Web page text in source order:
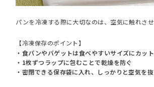
パンを冷凍する際に大切なのは、空気に触れさせ
【冷凍保存のポイント】
・食パンやバゲットは食べやすいサイズにカッ
・1枚ずつラップに包むことで乾燥を防ぐ
・密閉できる保存袋に入れ、しっかりと空気を抜